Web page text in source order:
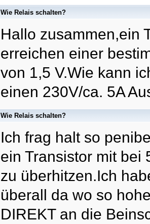
Wie Relais schalten?
Hallo zusammen,ein
erreichen einer
von 1,5 V.Wie kann
einen 230V/ca. 5A
Wie Relais schalten?
Ich frag halt so
ein Transistor mit bei
zu überhitzen.Ich
überall da wo so
DIREKT an die